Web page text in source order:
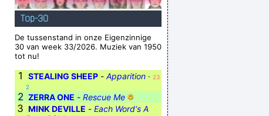
Top-30
De tussenstand in onze Eigenzinnige
30 van week 33/2026. Muziek van 1950
tot nu!
1 STEALING SHEEP - Apparition · 23
2
2 ZERRA ONE - Rescue Me
3 MINK DEVILLE - Each Word‘s A